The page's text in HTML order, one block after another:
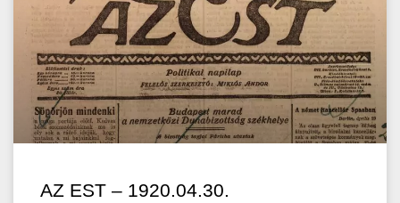
AZ EST – 1920.04.30.